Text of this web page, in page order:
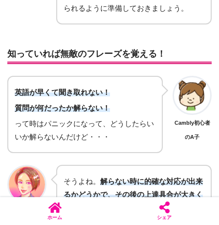
られるように準備しておきましょう。
知っていれば無敵のフレーズを覚える！
英語が早くて聞き取れない！
質問が何だったか解らない！
って時はパニックになって、どうしたらい
いか解らないんだけど・・・
Cambly初心者
のA子
そうよね。 解らない時に的確な対応が出来
るかどうかで、その後の上達具合が大きく
ホーム シェア